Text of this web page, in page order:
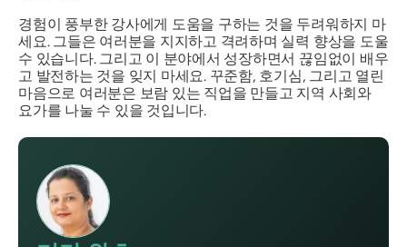
경험이 풍부한 강사에게 도움을 구하는 것을 두려워하지 마
세요. 그들은 여러분을 지지하고 격려하며 실력 향상을 도울
수 있습니다. 그리고 이 분야에서 성장하면서 끊임없이 배우
고 발전하는 것을 잊지 마세요. 꾸준함, 호기심, 그리고 열린
마음으로 여러분은 보람 있는 직업을 만들고 지역 사회와
요가를 나눌 수 있을 것입니다.